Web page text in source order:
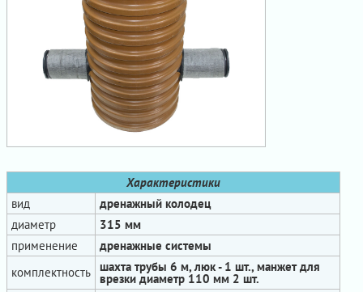
Характеристики
вид
дренажный колодец
диаметр
315 мм
применение
дренажные системы
комплектность шахта трубы 6 м, люк - 1 шт., манжет для
врезки диаметр 110 мм 2 шт.